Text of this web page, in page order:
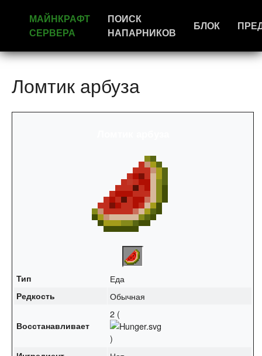
МАЙНКРАФТ
СЕРВЕРА
ПОИСК
НАПАРНИКОВ
БЛОК
Ломтик арбуза
Тип Еда
Редкость Обычная
Восстанавливает
2 (
)